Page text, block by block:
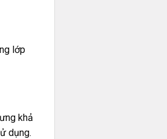
lớp
khả
dụng.